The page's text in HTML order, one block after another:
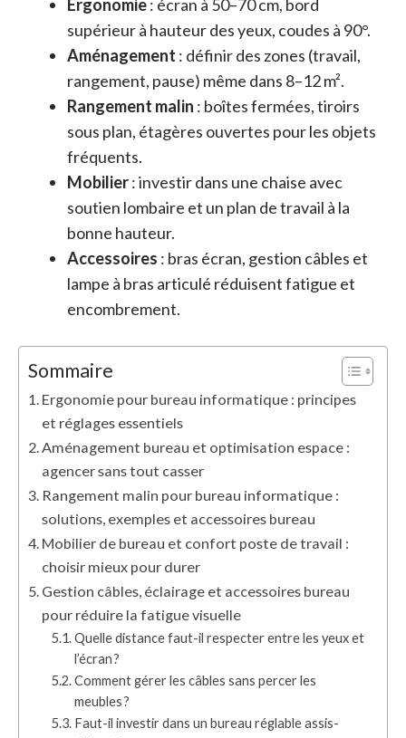
Ergonomie: écran à 50–70 cm, bord
supérieur à hauteur des yeux, coudes à 90°.
Aménagement : définir des zones (travail,
rangement, pause) même dans 8–12 m².
Rangement malin : boîtes fermées, tiroirs
sous plan, étagères ouvertes pour les objets
fréquents.
Mobilier: investir dans une chaise avec
soutien lombaire et un plan de travail à la
bonne hauteur.
Accessoires : bras écran, gestion câbles et
lampe à bras articulé réduisent fatigue et
encombrement.
Sommaire
Ergonomie pour bureau informatique : principes
et réglages essentiels
Aménagement bureau et optimisation espace :
agencer sans tout casser
Rangement malin pour bureau informatique :
solutions, exemples et accessoires bureau
Mobilier de bureau et confort poste de travail :
choisir mieux pour durer
Gestion câbles, éclairage et accessoires bureau
pour réduire la fatigue visuelle
Quelle distance faut-il respecter entre les yeux et
l’écran ?
Comment gérer les câbles sans percer les
meubles ?
Faut-il investir dans un bureau réglable assis-